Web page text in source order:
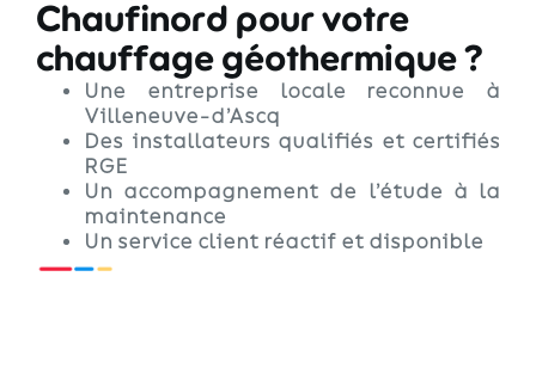
Chaufinord pour votre
chauffage géothermique ?
Une entreprise locale reconnue à
Villeneuve-d’Ascq
Des installateurs qualifiés et certifiés
RGE
Un accompagnement de l’étude à la
maintenance
Un service client réactif et disponible